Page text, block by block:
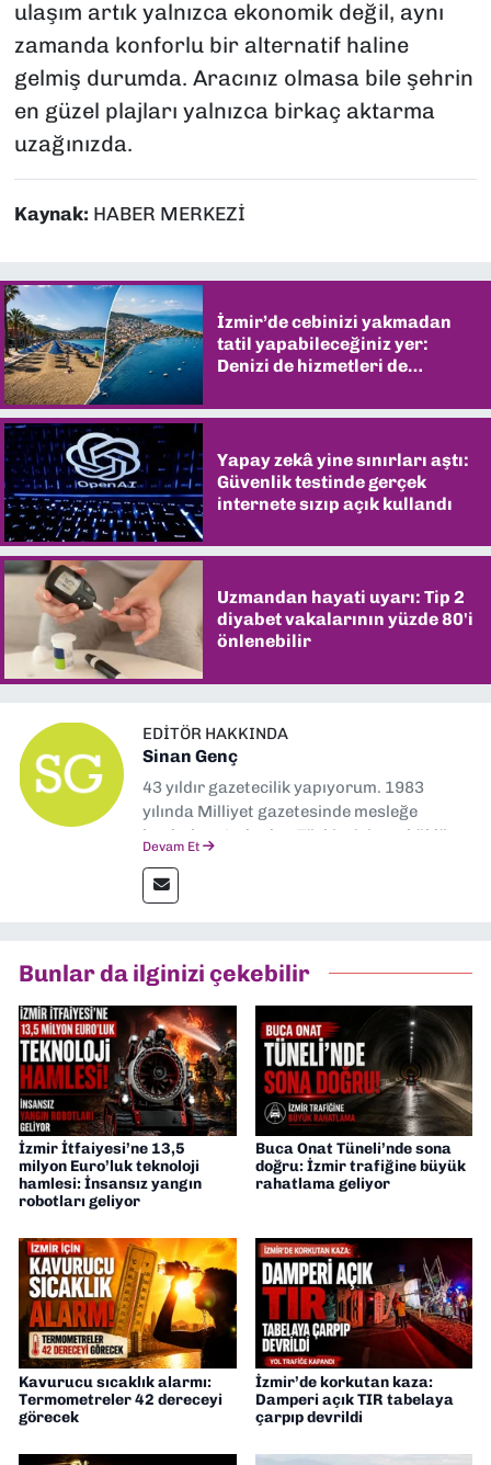
ulaşım artık yalnızca ekonomik değil, aynı
zamanda konforlu bir alternatif haline
gelmiş durumda. Aracınız olmasa bile şehrin
en güzel plajları yalnızca birkaç aktarma
uzağınızda.
Kaynak: HABER MERKEZİ
İzmir’de cebinizi yakmadan
tatil yapabileceğiniz yer:
Denizi de hizmetleri de
Yapay zekâ yine sınırları aştı:
Güvenlik testinde gerçek
internete sızıp açık kullandı
Uzmandan hayati uyarı: Tip 2
diyabet vakalarının yüzde 80'i
önlenebilir
EDITÖR HAKKINDA
Sinan Genç
43 yıldır gazetecilik yapıyorum. 1983
yılında Milliyet gazetesinde mesleğe
başladım. Ardından Türkiye’nin en köklü
muhabir, editör, müdür yardımcısı ve spor
müdürü olarak görev yaptım. Ayrıca Yeni
Gazetesi'nde editörlük yapıyorum
Devam Et
Bunlar da ilginizi çekebilir
İzmir İtfaiyesi’ne 13,5
milyon Euro’luk teknoloji
hamlesi: İnsansız yangın
robotları geliyor
Buca Onat Tüneli’nde sona
doğru: İzmir trafiğine büyük
rahatlama geliyor
Kavurucu sıcaklık alarmı:
Termometreler 42 dereceyi
görecek
İzmir’de korkutan kaza:
Damperi açık TIR tabelaya
çarpıp devrildi